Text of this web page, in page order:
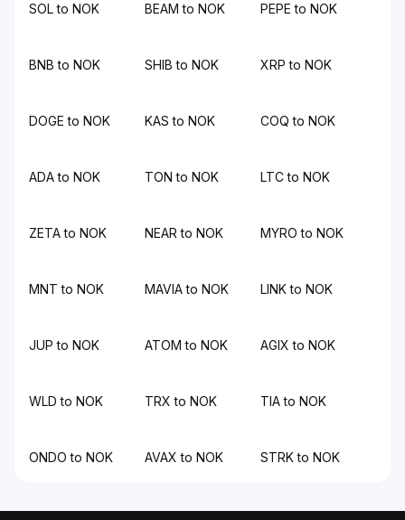
SOL to NOK BEAM to NOK PEPE to NOK
BNB to NOK SHIB to NOK XRP to NOK
DOGE to NOK KAS to NOK COQ to NOK
ADA to NOK TON to NOK LTC to NOK
ZETA to NOK NEAR to NOK MYRO to NOK
MNT to NOK MAVIA to NOK LINK to NOK
JUP to NOK ATOM to NOK AGIX to NOK
WLD to NOK TRX to NOK TIA to NOK
ONDO to NOK AVAX to NOK STRK to NOK